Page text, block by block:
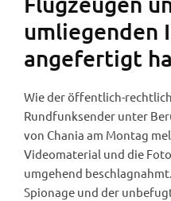
umliegenden
angefertigt
Wie der öffentlich-
Rundfunksender unter
von Chania am Montag
Videomaterial und die
umgehend
Spionage und der